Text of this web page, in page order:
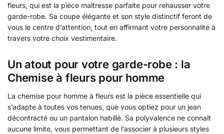
fleurs, qui est la pièce maîtresse parfaite pour rehausser votre
garde-robe. Sa coupe élégante et son style distinctif feront de
vous le centre d’attention, tout en affirmant votre personnalité à
travers votre choix vestimentaire.
Un atout pour votre garde-robe : la
Chemise à fleurs pour homme
La chemise pour homme à fleurs est la pièce essentielle qui
s’adapte à toutes vos tenues, que vous optiez pour un jean
décontracté ou un pantalon habillé. Sa polyvalence ne connaît
aucune limite, vous permettant de l’associer à plusieurs styles